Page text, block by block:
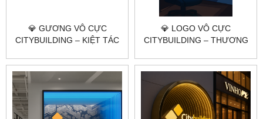
💎 GƯƠNG VÔ CỰC
CITYBUILDING – KIỆT TÁC
VĨNH CỬU”
💎 LOGO VÔ CỰC
CITYBUILDING – THƯƠNG
TRỤ ÁNH SÁNG